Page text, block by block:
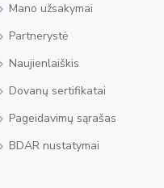
Mano užsakymai
Partnerystė
Naujienlaiškis
Dovanų sertifikatai
Pageidavimų sąrašas
BDAR nustatymai